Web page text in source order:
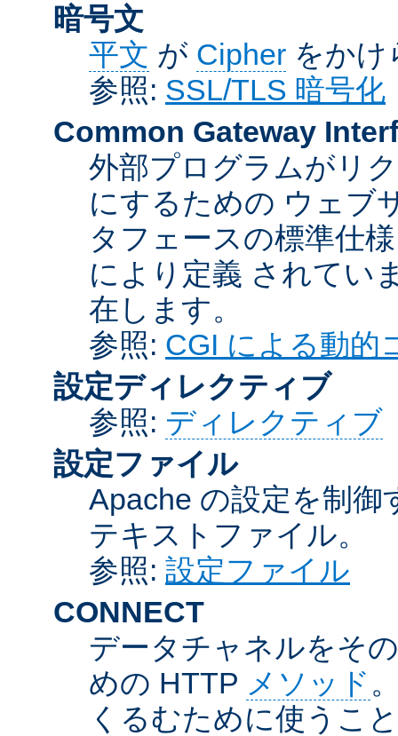
暗号文
平文 が Cipher をかけ
参照: SSL/TLS 暗号化
Common Gateway
外部プログラムがリ
にするための ウェブ
タフェースの標準仕
により定義 されてい
在します。
参照: CGI による動的
設定ディレクティブ
参照: ディレクティブ
設定ファイル
Apache の設定を制
テキストファイル。
参照: 設定ファイル
CONNECT
データチャネルをそ
めの HTTP メソッド
くるむために使うこ